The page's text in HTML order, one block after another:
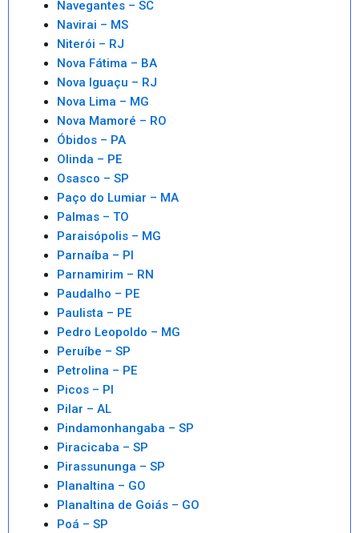
Navegantes – SC
Navirai – MS
Niterói – RJ
Nova Fátima – BA
Nova Iguaçu – RJ
Nova Lima – MG
Nova Mamoré – RO
Óbidos – PA
Olinda – PE
Osasco – SP
Paço do Lumiar – MA
Palmas – TO
Paraisópolis – MG
Parnaíba – PI
Parnamirim – RN
Paudalho – PE
Paulista – PE
Pedro Leopoldo – MG
Peruíbe – SP
Petrolina – PE
Picos – PI
Pilar – AL
Pindamonhangaba – SP
Piracicaba – SP
Pirassununga – SP
Planaltina – GO
Planaltina de Goiás – GO
Poá – SP